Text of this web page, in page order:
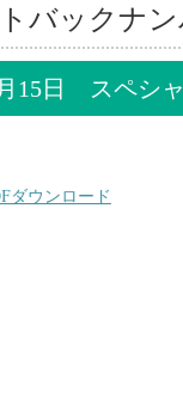
バックナン
15日 スペシ
ダウンロード